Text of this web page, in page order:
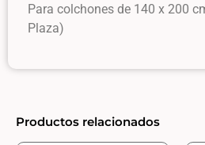
Para colchones de 140 x 200
Plaza)
Productos relacionados